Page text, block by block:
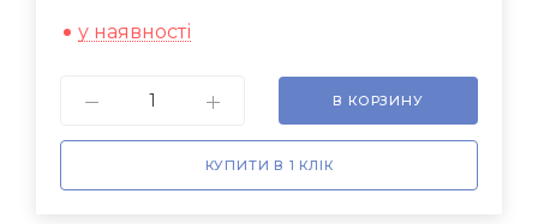
у наявності
В КОРЗИНУ
КУПИТИ В 1 КЛІК